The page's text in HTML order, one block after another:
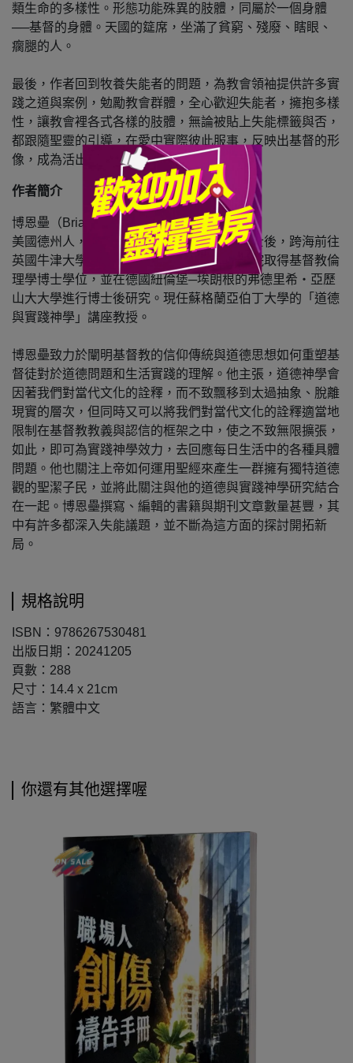
類生命的多樣性。形態功能殊異的肢體，同屬於一個身體
──基督的身體。天國的筵席，坐滿了貧窮、殘廢、瞎眼、
瘸腿的人。
最後，作者回到牧養失能者的問題，為教會領袖提供許多實
踐之道與案例，勉勵教會群體，全心歡迎失能者，擁抱多樣
性，讓教會裡各式各樣的肢體，無論被貼上失能標籤與否，
都跟隨聖靈的引導，在愛中實際彼此服事，反映出基督的形
像，成為活出福音真諦的真教會。
作者簡介
博恩壘（Brian Brock, 1970–）
美國德州人，取得生物醫學與臨床倫理學碩士後，跨海前往
英國牛津大學研讀神學，於倫敦大學國王學院取得基督教倫
理學博士學位，並在德國紐倫堡─埃朗根的弗德里希‧亞歷
山大大學進行博士後研究。現任蘇格蘭亞伯丁大學的「道德
與實踐神學」講座教授。
博恩壘致力於闡明基督教的信仰傳統與道德思想如何重塑基
督徒對於道德問題和生活實踐的理解。他主張，道德神學會
因著我們對當代文化的詮釋，而不致飄移到太過抽象、脫離
現實的層次，但同時又可以將我們對當代文化的詮釋適當地
限制在基督教教義與認信的框架之中，使之不致無限擴張，
如此，即可為實踐神學效力，去回應每日生活中的各種具體
問題。他也關注上帝如何運用聖經來產生一群擁有獨特道德
觀的聖潔子民，並將此關注與他的道德與實踐神學研究結合
在一起。博恩壘撰寫、編輯的書籍與期刊文章數量甚豐，其
中有許多都深入失能議題，並不斷為這方面的探討開拓新
局。
規格說明
ISBN：9786267530481
出版日期：20241205
頁數：288
尺寸：14.4 x 21cm
語言：繁體中文
你還有其他選擇喔